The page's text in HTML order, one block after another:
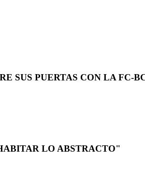
SUS PUERTAS CON LA FC-
LO ABSTRACTO"